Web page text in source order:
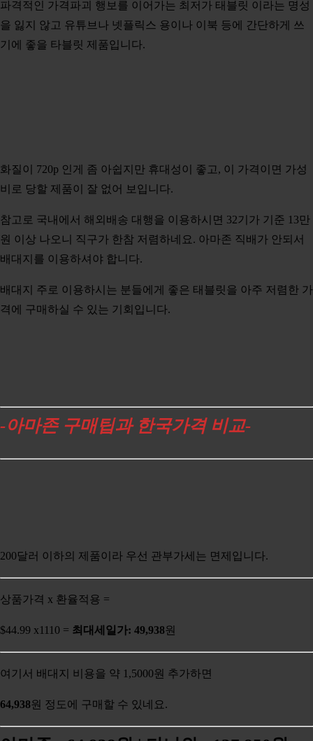
파격적인 가격파괴 행보를 이어가는 최저가 태블릿 이라는 명성
을 잃지 않고 유튜브나 넷플릭스 용이나 이북 등에 간단하게 쓰
기에 좋을 타블릿 제품입니다.
화질이 720p 인게 좀 아쉽지만 휴대성이 좋고, 이 가격이면 가성
비로 당할 제품이 잘 없어 보입니다.
참고로 국내에서 해외배송 대행을 이용하시면 32기가 기준 13만
원 이상 나오니 직구가 한참 저렴하네요. 아마존 직배가 안되서
배대지를 이용하셔야 합니다.
배대지 주로 이용하시는 분들에게 좋은 태블릿을 아주 저렴한 가
격에 구매하실 수 있는 기회입니다.
-아마존 구매팁과 한국가격 비교-
200달러 이하의 제품이라 우선 관부가세는 면제입니다.
상품가격 x 환율적용 =
$44.99 x1110 = 최대세일가: 49,938원
여기서 배대지 비용을 약 1,5000원 추가하면
64,938원 정도에 구매할 수 있네요.